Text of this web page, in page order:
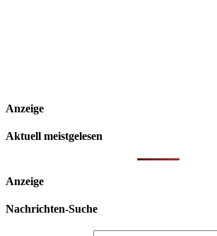
Anzeige
Aktuell meistgelesen
Anzeige
Nachrichten-Suche